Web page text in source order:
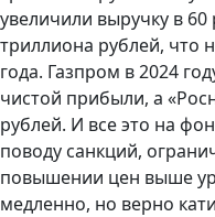
увеличили выручку в 60
триллиона рублей, что
года. Газпром в 2024
чистой прибыли, а
рублей. И все это на
поводу санкций,
повышении цен выше
медленно, но верно